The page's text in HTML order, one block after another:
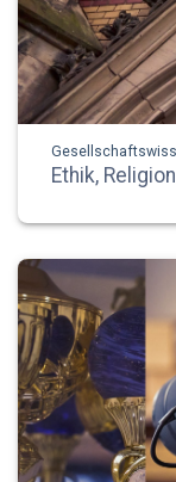
Ethik, Religion